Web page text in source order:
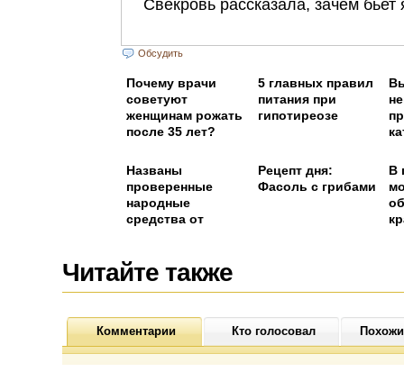
Обсудить
Почему врачи
советуют
женщинам рожать
после 35 лет?
5 главных правил
питания при
гипотиреозе
Названы
проверенные
народные
средства от
Рецепт дня:
Фасоль с грибами
В
Читайте также
Комментарии Кто голосовал